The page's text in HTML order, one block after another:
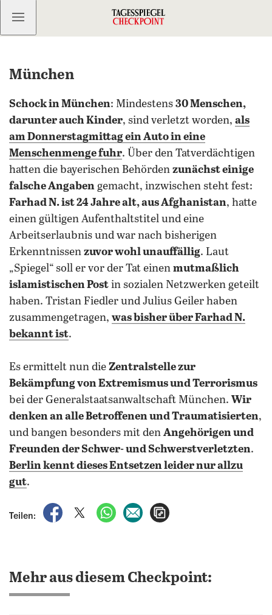
Kostenlos anmelden
München
Schock in München: Mindestens 30 Menschen,
darunter auch Kinder, sind verletzt worden, als
am Donnerstagmittag ein Auto in eine
Menschenmenge fuhr. Über den Tatverdächtigen
hatten die bayerischen Behörden zunächst einige
falsche Angaben gemacht, inzwischen steht fest:
Farhad N. ist 24 Jahre alt, aus Afghanistan, hatte
einen gültigen Aufenthaltstitel und eine
Arbeitserlaubnis und war nach bisherigen
Erkenntnissen zuvor wohl unauffällig. Laut
„Spiegel“ soll er vor der Tat einen mutmaßlich
islamistischen Post in sozialen Netzwerken geteilt
haben. Tristan Fiedler und Julius Geiler haben
zusammengetragen, was bisher über Farhad N.
bekannt ist.
Es ermittelt nun die Zentralstelle zur
Bekämpfung von Extremismus und Terrorismus
bei der Generalstaatsanwaltschaft München. Wir
denken an alle Betroffenen und Traumatisierten,
und bangen besonders mit den Angehörigen und
Freunden der Schwer- und Schwerstverletzten.
Berlin kennt dieses Entsetzen leider nur allzu
gut.
Teilen:
auf Facebook teilen
auf X teilenper WhatsApp teilen
per E-Mail teilen
Mehr aus diesem Checkpoint: